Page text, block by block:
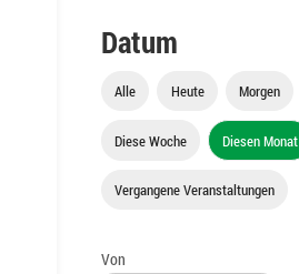
Datum
Alle Heute Morgen
Diese Woche Diesen Monat
Vergangene Veranstaltungen
Von